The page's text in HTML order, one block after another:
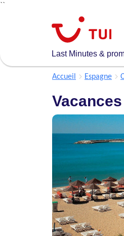
``
Last Minutes &
Accueil Espagne